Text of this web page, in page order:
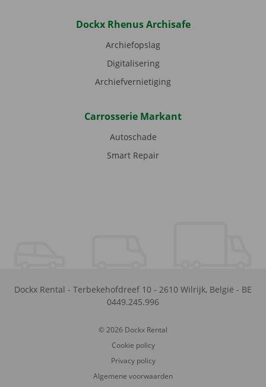
Dockx Rhenus Archisafe
Archiefopslag
Digitalisering
Archiefvernietiging
Carrosserie Markant
Autoschade
Smart Repair
Dockx Rental - Terbekehofdreef 10 - 2610 Wilrijk, België - BE
0449.245.996
© 2026 Dockx Rental
Cookie policy
Privacy policy
Algemene voorwaarden